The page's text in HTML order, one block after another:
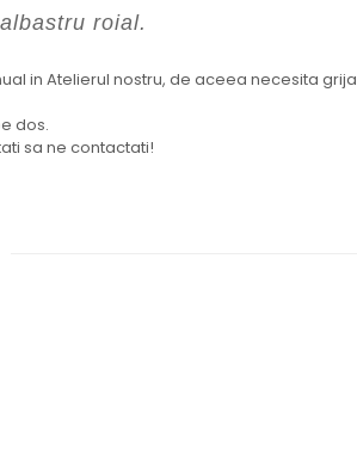
roial.
in Atelierul nostru, de aceea necesita grija
dos.
sa ne contactati!